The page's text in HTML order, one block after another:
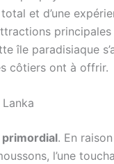
et d’une
île paradisiaque
côtiers ont à offrir.
primordial. En
l’une